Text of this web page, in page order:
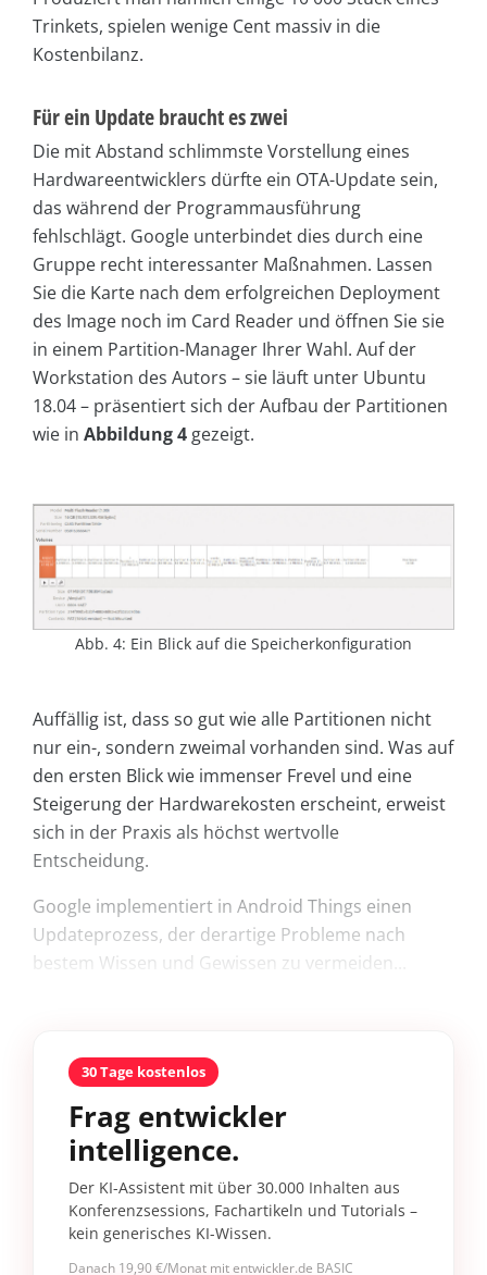
Trinkets, spielen wenige Cent massiv in die
Kostenbilanz.
Für ein Update braucht es zwei
Die mit Abstand schlimmste Vorstellung eines
Hardwareentwicklers dürfte ein OTA-Update sein,
das während der Programmausführung
fehlschlägt. Google unterbindet dies durch eine
Gruppe recht interessanter Maßnahmen. Lassen
Sie die Karte nach dem erfolgreichen Deployment
des Image noch im Card Reader und öffnen Sie sie
in einem Partition-Manager Ihrer Wahl. Auf der
Workstation des Autors – sie läuft unter Ubuntu
18.04 – präsentiert sich der Aufbau der Partitionen
wie in Abbildung 4 gezeigt.
Abb. 4: Ein Blick auf die Speicherkonfiguration
Auffällig ist, dass so gut wie alle Partitionen nicht
nur ein-, sondern zweimal vorhanden sind. Was auf
den ersten Blick wie immenser Frevel und eine
Steigerung der Hardwarekosten erscheint, erweist
sich in der Praxis als höchst wertvolle
Entscheidung.
Google implementiert in Android Things einen
Updateprozess, der derartige Probleme nach
bestem Wissen und Gewissen zu vermeiden...
30 Tage kostenlos
Frag entwickler
intelligence.
Der KI-Assistent mit über 30.000 Inhalten aus
Konferenzsessions, Fachartikeln und Tutorials –
kein generisches KI-Wissen.
Danach 19,90 €/Monat mit entwickler.de BASIC